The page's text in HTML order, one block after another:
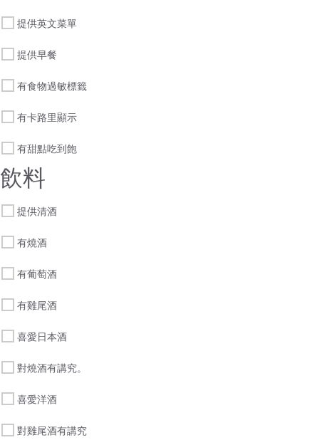
提供英文菜單
提供早餐
有食物過敏標籤
有卡路里顯示
有甜點吃到飽
飲料
提供清酒
有燒酒
有葡萄酒
有雞尾酒
喜愛日本酒
對燒酒有講究。
喜愛洋酒
對雞尾酒有講究